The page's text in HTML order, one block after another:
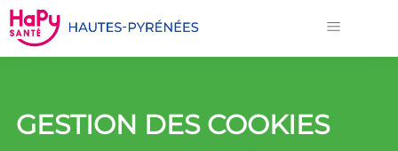
GESTION DES COOKIES